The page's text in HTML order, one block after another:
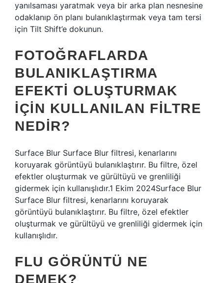
yanılsaması yaratmak veya bir arka plan nesnesine
odaklanıp ön planı bulanıklaştırmak veya tam tersi
için Tilt Shift’e dokunun.
FOTOĞRAFLARDA
BULANIKLAŞTIRMA
EFEKTI OLUŞTURMAK
IÇIN KULLANILAN FILTRE
NEDIR?
Surface Blur Surface Blur filtresi, kenarlarını
koruyarak görüntüyü bulanıklaştırır. Bu filtre, özel
efektler oluşturmak ve gürültüyü ve grenliliği
gidermek için kullanışlıdır.1 Ekim 2024Surface Blur
Surface Blur filtresi, kenarlarını koruyarak
görüntüyü bulanıklaştırır. Bu filtre, özel efektler
oluşturmak ve gürültüyü ve grenliliği gidermek için
kullanışlıdır.
FLU GÖRÜNTÜ NE
DEMEK?